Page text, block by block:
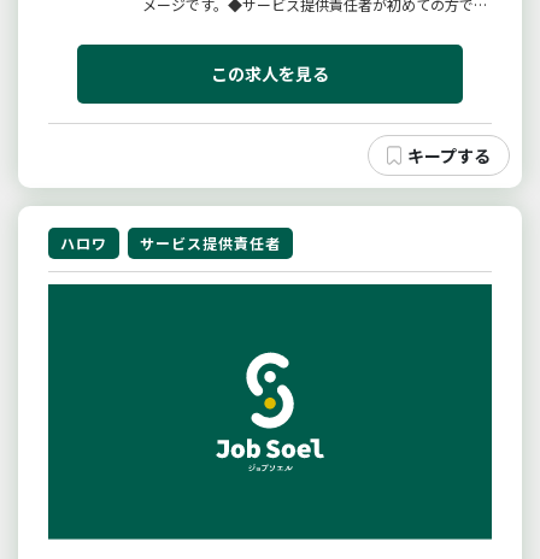
メージです。◆サービス提供責任者が初めての方でも
が育成指導いたします。◆制度の理解や多職種連携等
お仕事の幅が広がります。＊変更範囲：変更なし《面
この求人を見る
ハロワ サービス提供責任者